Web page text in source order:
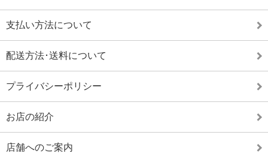
支払い方法について
配送方法･送料について
プライバシーポリシー
お店の紹介
店舗へのご案内